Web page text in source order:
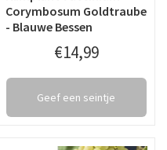
Corymbosum Goldtraube
- Blauwe Bessen
€14,99
Geef een seintje